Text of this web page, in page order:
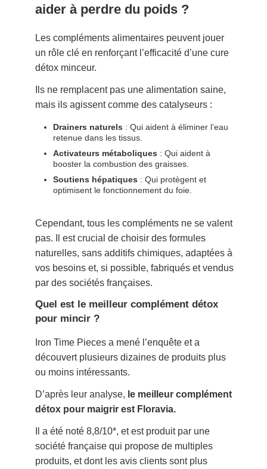
aider à perdre du poids ?
Les compléments alimentaires peuvent jouer
un rôle clé en renforçant l’efficacité d’une cure
détox minceur.
Ils ne remplacent pas une alimentation saine,
mais ils agissent comme des catalyseurs :
Drainers naturels : Qui aident à éliminer l’eau
retenue dans les tissus.
Activateurs métaboliques : Qui aident à
booster la combustion des graisses.
Soutiens hépatiques : Qui protègent et
optimisent le fonctionnement du foie.
Cependant, tous les compléments ne se valent
pas. Il est crucial de choisir des formules
naturelles, sans additifs chimiques, adaptées à
vos besoins et, si possible, fabriqués et vendus
par des sociétés françaises.
Quel est le meilleur complément détox
pour mincir ?
Iron Time Pieces a mené l’enquête et a
découvert plusieurs dizaines de produits plus
ou moins intéressants.
D’après leur analyse, le meilleur complément
détox pour maigrir est Floravia.
Il a été noté 8,8/10*, et est produit par une
société française qui propose de multiples
produits, et dont les avis clients sont plus